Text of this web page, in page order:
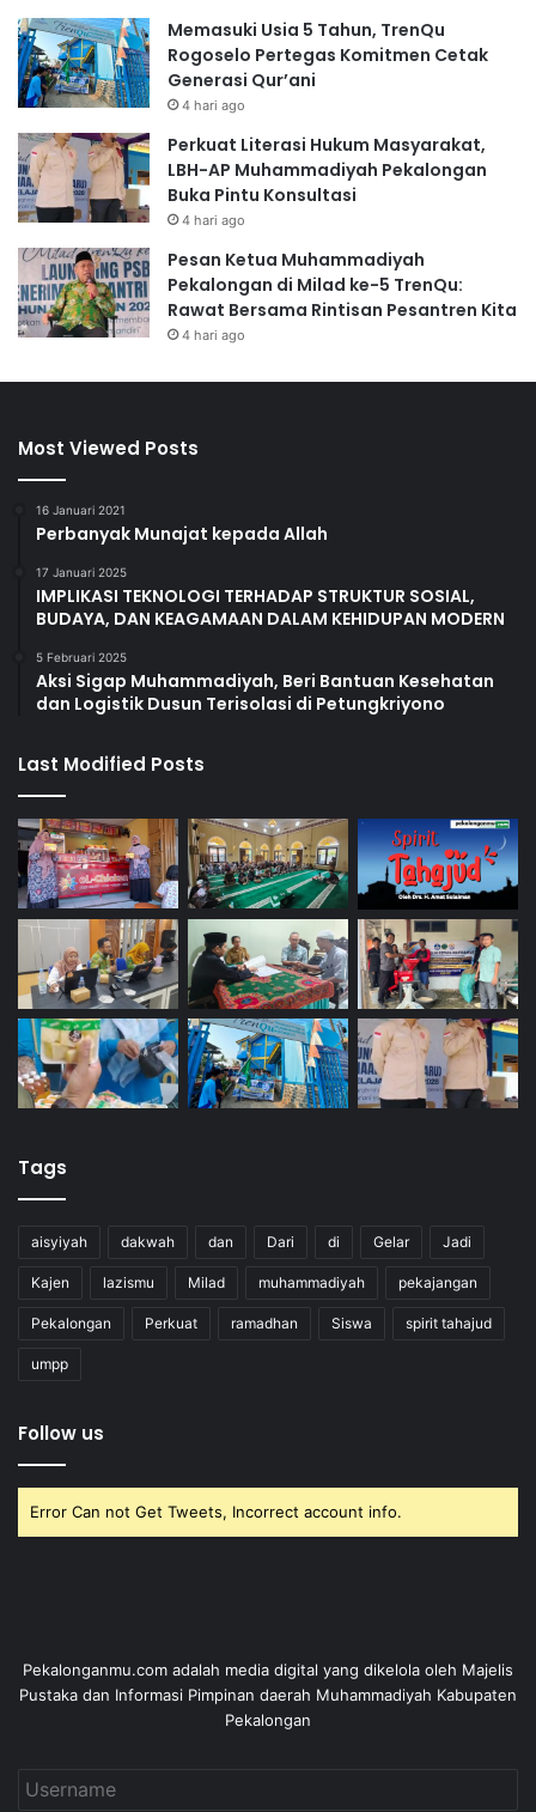
Memasuki Usia 5 Tahun, TrenQu
Rogoselo Pertegas Komitmen Cetak
Generasi Qur’ani
4 hari ago
Perkuat Literasi Hukum Masyarakat,
LBH-AP Muhammadiyah Pekalongan
Buka Pintu Konsultasi
4 hari ago
Pesan Ketua Muhammadiyah
Pekalongan di Milad ke-5 TrenQu:
Rawat Bersama Rintisan Pesantren Kita
4 hari ago
Most Viewed Posts
16 Januari 2021
Perbanyak Munajat kepada Allah
17 Januari 2025
IMPLIKASI TEKNOLOGI TERHADAP STRUKTUR SOSIAL,
BUDAYA, DAN KEAGAMAAN DALAM KEHIDUPAN MODERN
5 Februari 2025
Aksi Sigap Muhammadiyah, Beri Bantuan Kesehatan
dan Logistik Dusun Terisolasi di Petungkriyono
Last Modified Posts
Tags
aisyiyah dakwah dan Dari di Gelar Jadi
Kajen lazismu Milad muhammadiyah pekajangan
Pekalongan Perkuat ramadhan Siswa spirit tahajud
umpp
Follow us
Error Can not Get Tweets, Incorrect account info.
Pekalonganmu.com adalah media digital yang dikelola oleh Majelis
Pustaka dan Informasi Pimpinan daerah Muhammadiyah Kabupaten
Pekalongan